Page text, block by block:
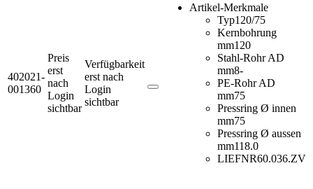
402021-
001360
Preis
erst
nach
Login
sichtbar
Verfügbarkeit
erst nach
Login
sichtbar
Artikel-Merkmale
Typ120/75
Kernbohrung
mm120
Stahl-Rohr AD
mm8-
PE-Rohr AD
mm75
Pressring Ø innen
mm75
Pressring Ø aussen
mm118.0
LIEFNR60.036.ZV